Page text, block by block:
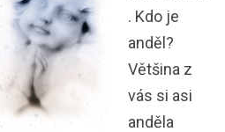
. Kdo je
anděl?
Většina z
vás si asi
anděla